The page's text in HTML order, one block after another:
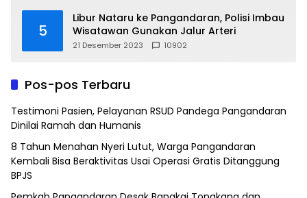
5
Libur Nataru ke Pangandaran, Polisi Imbau
Wisatawan Gunakan Jalur Arteri
21 Desember 2023 10902
Pos-pos Terbaru
Testimoni Pasien, Pelayanan RSUD Pandega Pangandaran
Dinilai Ramah dan Humanis
8 Tahun Menahan Nyeri Lutut, Warga Pangandaran
Kembali Bisa Beraktivitas Usai Operasi Gratis Ditanggung
BPJS